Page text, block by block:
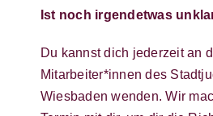
Ist noch irgendetwas
Du kannst dich jederzeit an
Mitarbeiter*innen des
Wiesbaden wenden. Wir